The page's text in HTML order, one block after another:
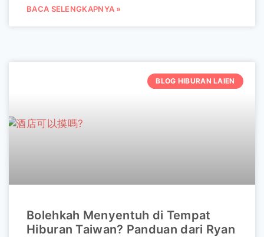
BACA SELENGKAPNYA »
BLOG HIBURAN LAIEN
Bolehkah Menyentuh di Tempat
Hiburan Taiwan? Panduan dari Ryan